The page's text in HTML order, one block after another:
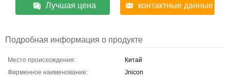
Лучшая цена контактные данные
Подробная информация о продукте
Место происхождения:
Китай
Фирменное наименование:
Jnicon